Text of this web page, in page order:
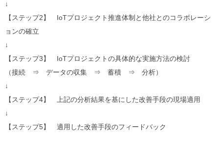
↓
【ステップ2】 IoTプロジェクト推進体制と他社とのコラボレーシ
ョンの確立
↓
【ステップ3】 IoTプロジェクトの具体的な実施方法の検討
（接続 ⇒ データの収集 ⇒ 蓄積 ⇒ 分析）
↓
【ステップ4】 上記の分析結果を基にした改善手段の現場適用
↓
【ステップ5】 適用した改善手段のフィードバック